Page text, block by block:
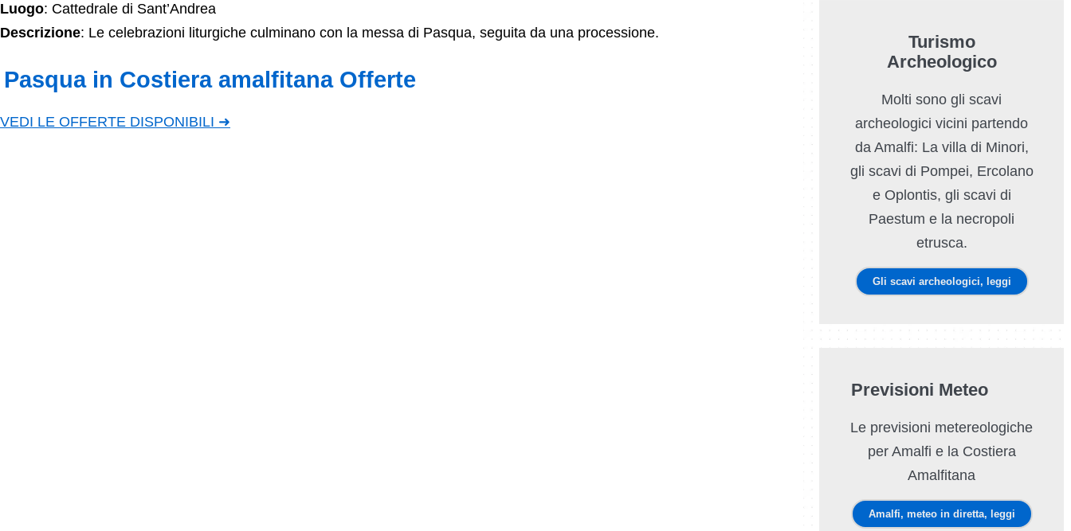
Luogo: Cattedrale di Sant’Andrea
Descrizione: Le celebrazioni liturgiche culminano con la messa di Pasqua, seguita da una processione.
Pasqua in Costiera amalfitana Offerte
VEDI LE OFFERTE DISPONIBILI ➜
Turismo
Archeologico
Molti sono gli scavi
archeologici vicini partendo
da Amalfi: La villa di Minori,
gli scavi di Pompei, Ercolano
e Oplontis, gli scavi di
Paestum e la necropoli
etrusca.
Gli scavi archeologici, leggi
Previsioni Meteo
Le previsioni metereologiche
per Amalfi e la Costiera
Amalfitana
Amalfi, meteo in diretta, leggi